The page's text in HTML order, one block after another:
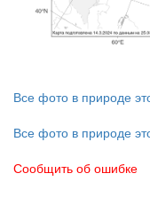
Все фото в природе
Все фото в природе
Сообщить об ошибке